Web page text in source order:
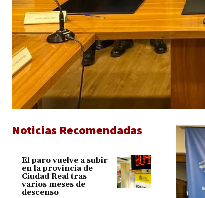
Noticias Recomendadas
El paro vuelve a subir
en la provincia de
Ciudad Real tras
varios meses de
descenso